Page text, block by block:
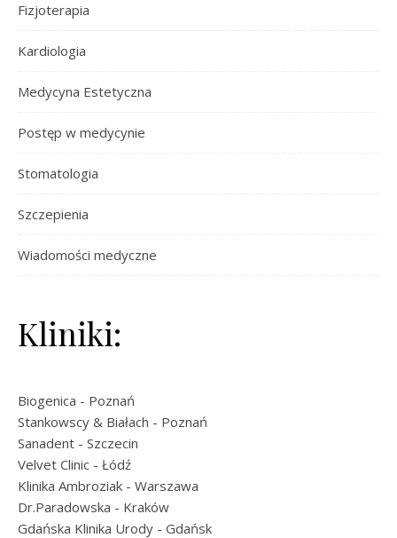
Fizjoterapia
Kardiologia
Medycyna Estetyczna
Postęp w medycynie
Stomatologia
Szczepienia
Wiadomości medyczne
Kliniki:
Biogenica - Poznań
Stankowscy & Białach - Poznań
Sanadent - Szczecin
Velvet Clinic - Łódź
Klinika Ambroziak - Warszawa
Dr.Paradowska - Kraków
Gdańska Klinika Urody - Gdańsk